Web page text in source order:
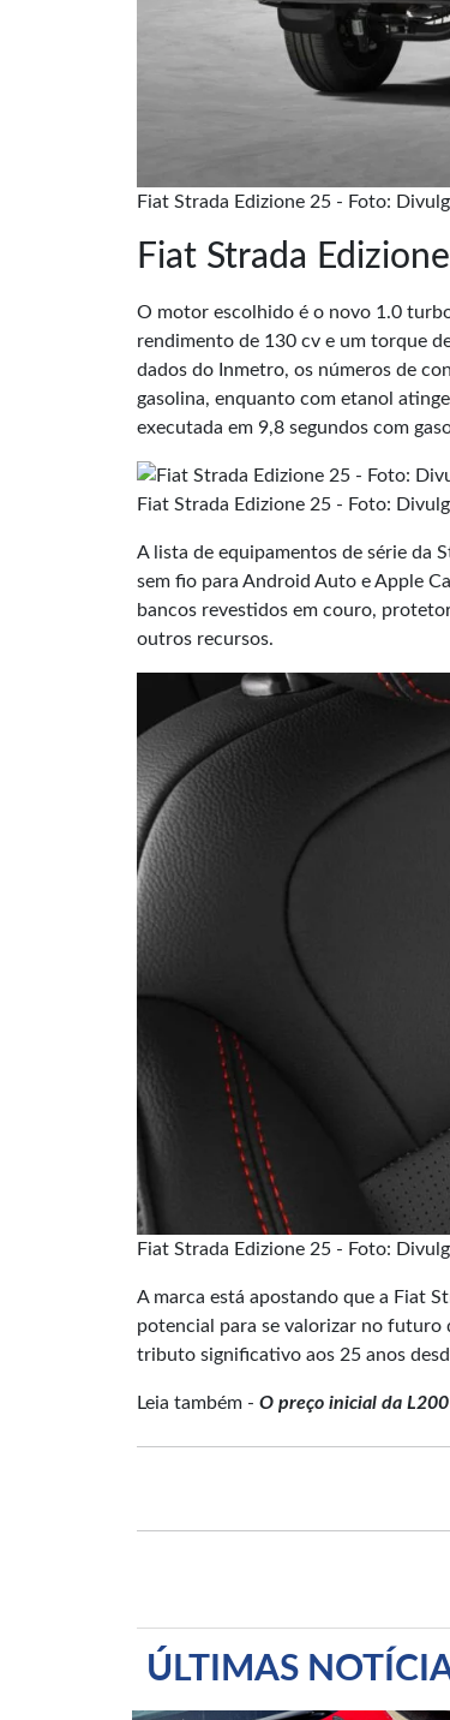
Fiat Strada Edizione 25 - Foto:
Fiat Strada
O motor escolhido é o novo 1.0
rendimento de 130 cv e um torque
dados do Inmetro, os números de
gasolina, enquanto com etanol
executada em 9,8 segundos com
Fiat Strada Edizione 25 - Foto:
A lista de equipamentos de série da
sem fio para Android Auto e Apple
bancos revestidos em couro,
outros recursos.
Fiat Strada Edizione 25 - Foto:
A marca está apostando que a Fiat
potencial para se valorizar no futuro
tributo significativo aos 25 anos
Leia também - O preço inicial da
ÚLTIMAS